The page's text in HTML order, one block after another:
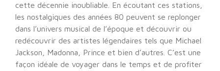
cette décennie inoubliable. En écoutant ces stations,
les nostalgiques des années 80 peuvent se replonger
dans l’univers musical de l’époque et découvrir ou
redécouvrir des artistes légendaires tels que Michael
Jackson, Madonna, Prince et bien d’autres. C’est une
façon idéale de voyager dans le temps et de profiter